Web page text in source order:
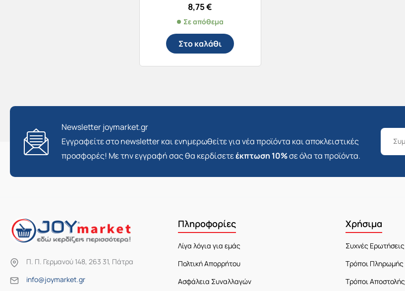
500τεμ.
8,75€
Σε απόθεμα
Στο καλάθι
Newsletter joymarket.gr
Εγγραφείτε στο newsletter και ενημερωθείτε για νέα προϊόντα και αποκλειστικές
προσφορές! Με την εγγραφή σας θα κερδίσετεέκπτωση 10%σε όλα τα προϊόντα.
Π. Π. Γερμανού 148, 263 31, Πάτρα
info@joymarket.gr
Πληροφορίες
Λίγα λόγια για εμάς
Πολτική Απορρήτου
Ασφάλεια Συναλλαγών
Χρήσιμα
Συχνές Ερωτήσεις
Τρόποι Πληρωμής
Τρόποι Αποστολής